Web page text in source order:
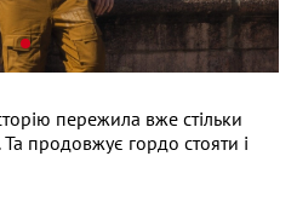
пережила вже стільки
Та продовжує гордо стояти і